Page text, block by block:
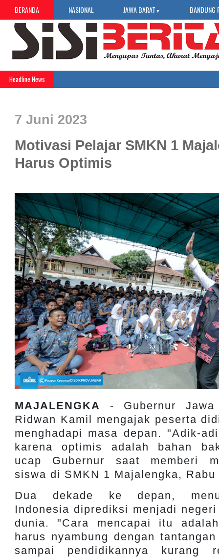
BERANDA NASIONAL JAWA BARAT ▼ BANDUNG
Headline News
7 Juni 2023
Motivasi Pelajar SMKN 1
Harus Optimis
MAJALENGKA
- Gubernur
Ridwan Kamil mengajak peserta
menghadapi masa depan. "Adik-
karena optimis adalah bahan
ucap Gubernur saat memberi
siswa di SMKN 1 Majalengka,
Dua dekade ke depan,
Indonesia diprediksi menjadi
dunia. "Cara mencapai itu
harus nyambung dengan
sampai pendidikannya kurang